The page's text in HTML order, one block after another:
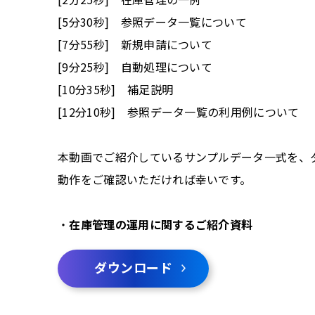
[5分30秒] 参照データ一覧について
[7分55秒] 新規申請について
[9分25秒] 自動処理について
[10分35秒] 補足説明
[12分10秒] 参照データ一覧の利用例について
本動画でご紹介しているサンプルデータ一式を、
動作をご確認いただければ幸いです。
・在庫管理の運用に関するご紹介資料
ダウンロード